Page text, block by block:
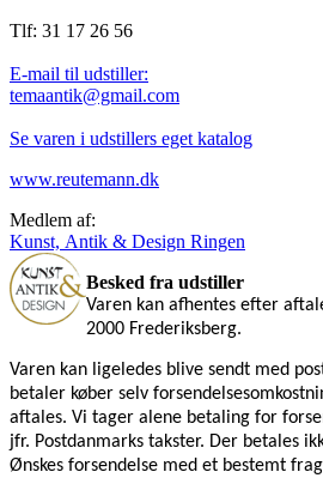
Tlf: 31 17 26 56
E-mail til udstiller:
temaantik@gmail.com
Se varen i udstillers eget katalog
www.reutemann.dk
Medlem af:
Kunst, Antik & Design Ringen
Besked fra udstiller
Varen kan afhentes efter
2000 Frederiksberg.
Varen kan ligeledes blive sendt med
betaler køber selv
aftales. Vi tager alene betaling for
jfr. Postdanmarks takster. Der betales
Ønskes forsendelse med et bestemt